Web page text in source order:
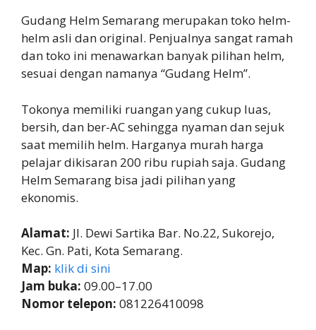
Gudang Helm Semarang merupakan toko helm-
helm asli dan original. Penjualnya sangat ramah
dan toko ini menawarkan banyak pilihan helm,
sesuai dengan namanya “Gudang Helm”.
Tokonya memiliki ruangan yang cukup luas,
bersih, dan ber-AC sehingga nyaman dan sejuk
saat memilih helm. Harganya murah harga
pelajar dikisaran 200 ribu rupiah saja. Gudang
Helm Semarang bisa jadi pilihan yang
ekonomis.
Alamat: Jl. Dewi Sartika Bar. No.22, Sukorejo,
Kec. Gn. Pati, Kota Semarang.
Map: klik di sini
Jam buka: 09.00–17.00
Nomor telepon: 081226410098